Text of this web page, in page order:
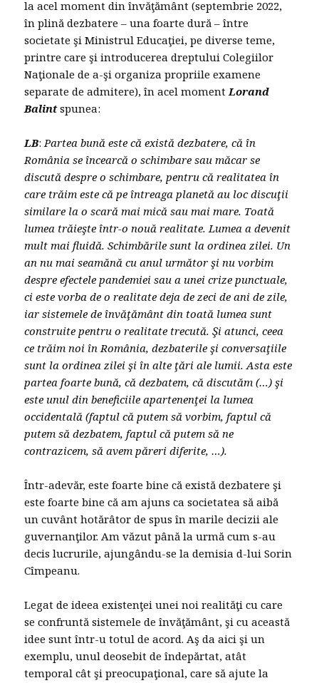
la acel moment din învăţământ (septembrie 2022,
în plină dezbatere – una foarte dură – între
societate şi Ministrul Educaţiei, pe diverse teme,
printre care şi introducerea dreptului Colegiilor
Naţionale de a-şi organiza propriile examene
separate de admitere), în acel momentLorand
Balintspunea:
LB:Partea bună este că există dezbatere, că în
România se încearcă o schimbare sau măcar se
discută despre o schimbare, pentru că realitatea în
care trăim este că pe întreaga planetă au loc discuţii
similare la o scară mai mică sau mai mare. Toată
lumea trăieşte într-o nouă realitate. Lumea a devenit
mult mai fluidă. Schimbările sunt la ordinea zilei. Un
an nu mai seamănă cu anul următor şi nu vorbim
despre efectele pandemiei sau a unei crize punctuale,
ci este vorba de o realitate deja de zeci de ani de zile,
iar sistemele de învăţământ din toată lumea sunt
construite pentru o realitate trecută. Şi atunci, ceea
ce trăim noi în România, dezbaterile şi conversaţiile
sunt la ordinea zilei şi în alte ţări ale lumii. Asta este
partea foarte bună, că dezbatem, că discutăm (…) şi
este unul din beneficiile apartenenţei la lumea
occidentală (faptul că putem să vorbim, faptul că
putem să dezbatem, faptul că putem să ne
contrazicem, să avem păreri diferite, …).
Într-adevăr, este foarte bine că există dezbatere şi
este foarte bine că am ajuns ca societatea să aibă
un cuvânt hotărâtor de spus în marile decizii ale
guvernanţilor. Am văzut până la urmă cum s-au
decis lucrurile, ajungându-se la demisia d-lui Sorin
Cîmpeanu.
Legat de ideea existenţei unei noi realităţi cu care
se confruntă sistemele de învăţământ, şi cu această
idee sunt într-u totul de acord. Aş da aici şi un
exemplu, unul deosebit de îndepărtat, atât
temporal cât şi preocupaţional, care să ajute la